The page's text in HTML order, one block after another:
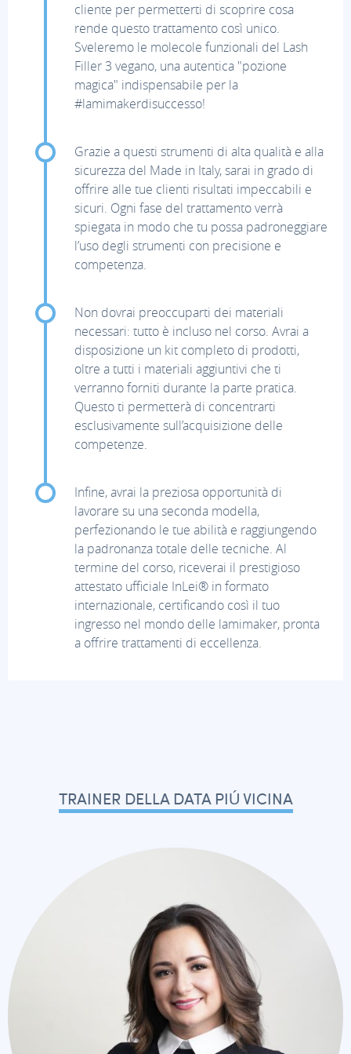
cliente per permetterti di scoprire cosa
rende questo trattamento così unico.
Sveleremo le molecole funzionali del Lash
Filler 3 vegano, una autentica "pozione
magica" indispensabile per la
#lamimakerdisuccesso!
Grazie a questi strumenti di alta qualità e alla
sicurezza del Made in Italy, sarai in grado di
offrire alle tue clienti risultati impeccabili e
sicuri. Ogni fase del trattamento verrà
spiegata in modo che tu possa padroneggiare
l’uso degli strumenti con precisione e
competenza.
Non dovrai preoccuparti dei materiali
necessari: tutto è incluso nel corso. Avrai a
disposizione un kit completo di prodotti,
oltre a tutti i materiali aggiuntivi che ti
verranno forniti durante la parte pratica.
Questo ti permetterà di concentrarti
esclusivamente sull’acquisizione delle
competenze.
Infine, avrai la preziosa opportunità di
lavorare su una seconda modella,
perfezionando le tue abilità e raggiungendo
la padronanza totale delle tecniche. Al
termine del corso, riceverai il prestigioso
attestato ufficiale InLei® in formato
internazionale, certificando così il tuo
ingresso nel mondo delle lamimaker, pronta
a offrire trattamenti di eccellenza.
TRAINER DELLA DATA PIÚ VICINA